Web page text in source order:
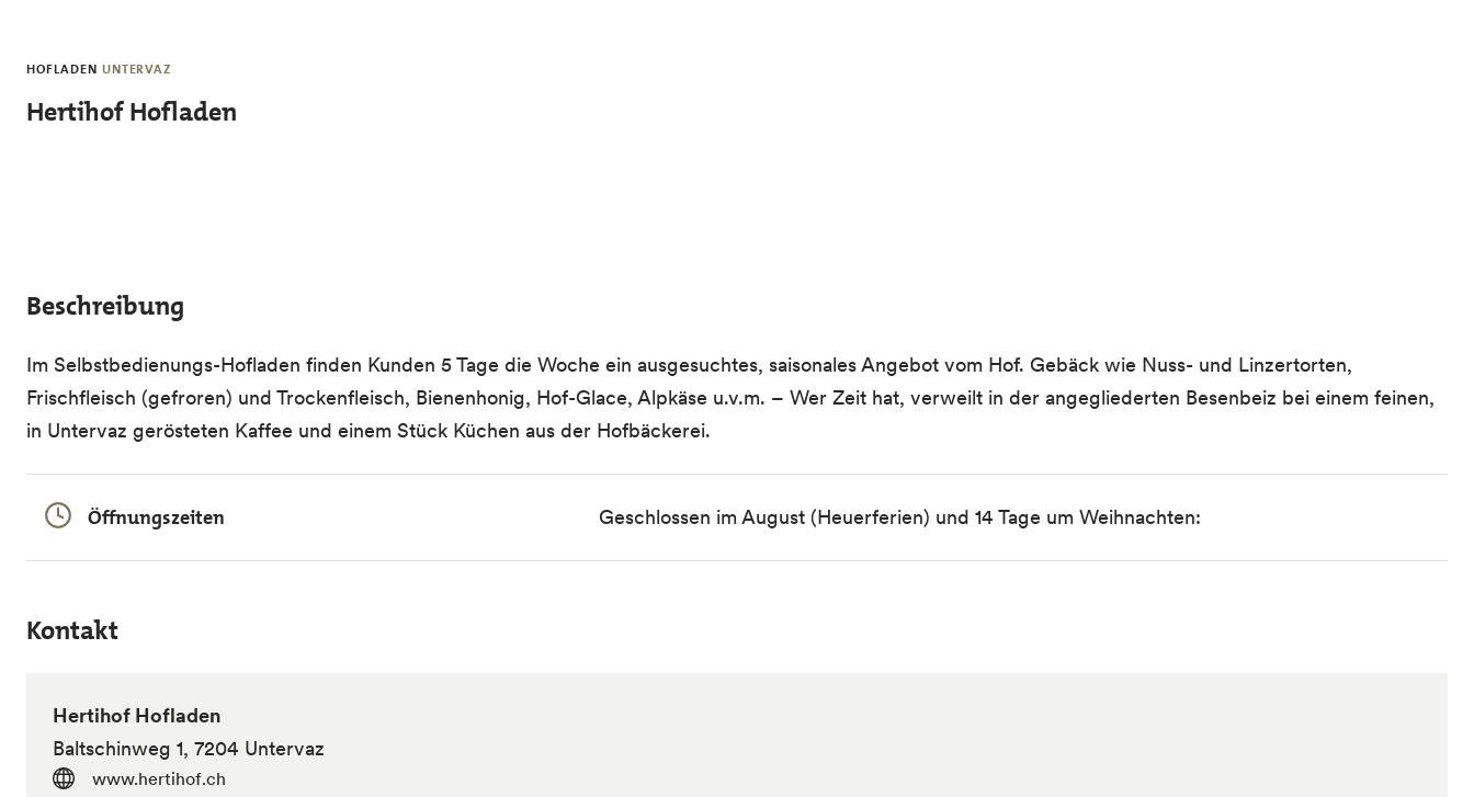
HOFLADEN UNTERVAZ
Hertihof Hofladen
Beschreibung
Im Selbstbedienungs-Hofladen finden Kunden 5 Tage die Woche ein ausgesuchtes, saisonales Angebot vom Hof. Gebäck wie Nuss- und Linzertorten,
Frischfleisch (gefroren) und Trockenfleisch, Bienenhonig, Hof-Glace, Alpkäse u.v.m. – Wer Zeit hat, verweilt in der angegliederten Besenbeiz bei einem feinen,
in Untervaz gerösteten Kaffee und einem Stück Küchen aus der Hofbäckerei.
Öffnungszeiten Geschlossen im August (Heuerferien) und 14 Tage um Weihnachten:
Kontakt
Hertihof Hofladen
Baltschinweg 1, 7204 Untervaz
www.hertihof.ch